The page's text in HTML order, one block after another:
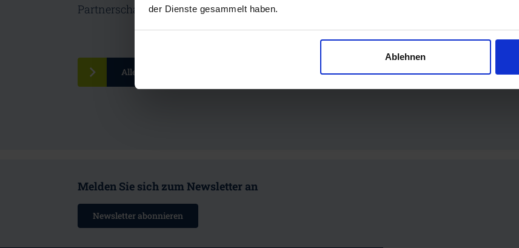
der Dienste gesammelt haben.
Ablehnen
Partnerschaft im CDI?
Alle Vorteile
Melden Sie sich zum Newsletter an
Newsletter abonnieren